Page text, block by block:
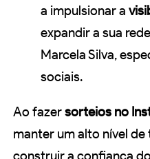
a impulsionar a
expandir a sua
Marcela Silva,
sociais.
Ao fazersorteios no
manter um alto nível
construir a confiança